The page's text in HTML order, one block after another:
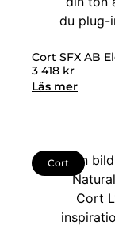
Cort SFX AB
3 418 kr
Läs mer
Cort